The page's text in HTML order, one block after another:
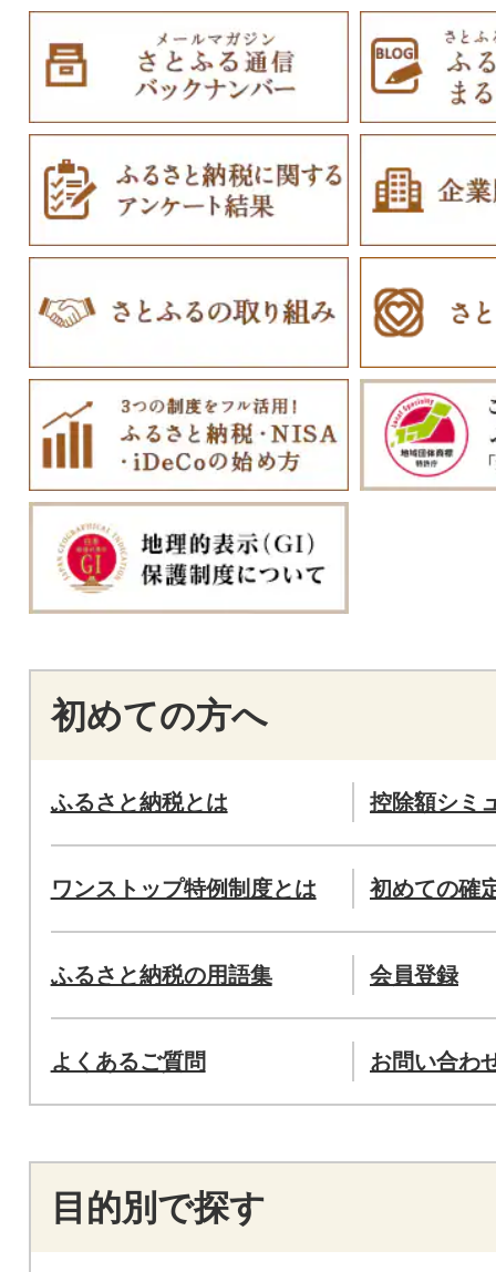
初めての方へ
ふるさと納税とは 控除額シミ
ワンストップ特例制度とは 初めての確
ふるさと納税の用語集 会員登録
よくあるご質問 お問い合わ
目的別で探す